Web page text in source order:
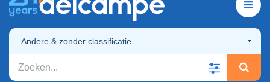
Andere & zonder classificatie